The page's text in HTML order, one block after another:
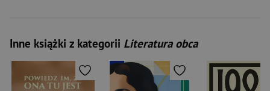
Inne książki z kategorii Literatura obca